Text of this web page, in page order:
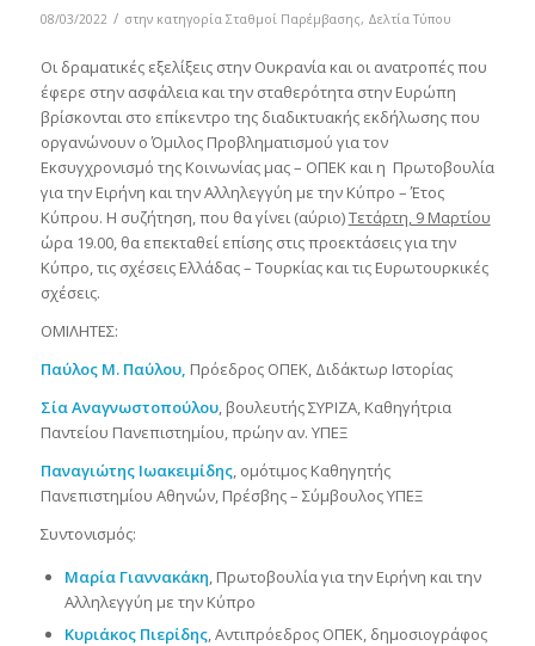
08/03/2022 / στην κατηγορία Σταθμοί Παρέμβασης, Δελτία Τύπου
Οι δραματικές εξελίξεις στην Ουκρανία και οι ανατροπές που
έφερε στην ασφάλεια και την σταθερότητα στην Ευρώπη
βρίσκονται στο επίκεντρο της διαδικτυακής εκδήλωσης που
οργανώνουν ο Όμιλος Προβληματισμού για τον
Εκσυγχρονισμό της Κοινωνίας μας – ΟΠΕΚ και η Πρωτοβουλία
για την Ειρήνη και την Αλληλεγγύη με την Κύπρο – Έτος
Κύπρου. Η συζήτηση, που θα γίνει (αύριο)Τετάρτη, 9 Μαρτίου
ώρα 19.00, θα επεκταθεί επίσης στις προεκτάσεις για την
Κύπρο, τις σχέσεις Ελλάδας – Τουρκίας και τις Ευρωτουρκικές
σχέσεις.
ΟΜΙΛΗΤΕΣ:
Παύλος Μ. Παύλου, Πρόεδρος ΟΠΕΚ, Διδάκτωρ Ιστορίας
Σία Αναγνωστοπούλου, βουλευτής ΣΥΡΙΖΑ, Καθηγήτρια
Παντείου Πανεπιστημίου, πρώην αν. ΥΠΕΞ
Παναγιώτης Ιωακειμίδης, ομότιμος Καθηγητής
Πανεπιστημίου Αθηνών, Πρέσβης – Σύμβουλος ΥΠΕΞ
Συντονισμός:
Μαρία Γιαννακάκη , Πρωτοβουλία για την Ειρήνη και την
Αλληλεγγύη με την Κύπρο
Κυριάκος Πιερίδης, Αντιπρόεδρος ΟΠΕΚ, δημοσιογράφος